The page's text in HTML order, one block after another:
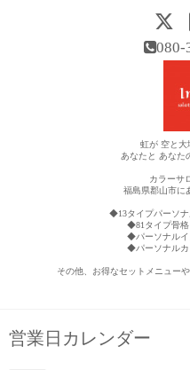
080-
虹が 空と大
あなたと あなた
カラーサ
福島県郡山市に
◆13タイプパーソ
◆81タイプ骨
◆パーソナル
◆パーソナル
その他、お得なセットメニュー
営業日カレンダー